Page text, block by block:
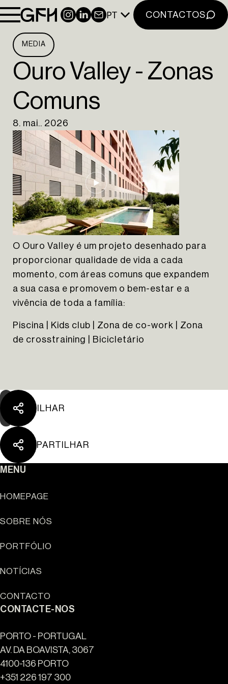
INSTAGRAM
LINKEDIN
NEWSLETTER
PT CONTACTOS
CONTACTOS
NEWSLETTER
INSTAGRAM
PT
The Yard Tagus
Sun Cliffs Resort
MEDIA
Ouro Valley - Zonas
Comuns
8. mai.. 2026
O Ouro Valley é um projeto desenhado para
proporcionar qualidade de vida a cada
momento, com áreas comuns que expandem
a sua casa e promovem o bem-estar e a
vivência de toda a família:
Piscina | Kids club | Zona de co-work | Zona
de crosstraining | Bicicletário
PARTILHAR
PARTILHAR
MENU
HOMEPAGE
SOBRE NÓS
PORTFÓLIO
NOTÍCIAS
CONTACTO
CONTACTE-NOS
PORTO - PORTUGAL
AV. DA BOAVISTA, 3067
4100-136 PORTO
+351 226 197 300